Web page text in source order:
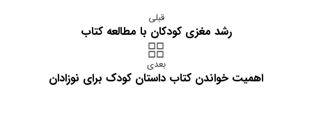
قبلی
رشد مغزی کودکان با مطالعه کتاب
بعدی
اهمیت خواندن کتاب داستان کودک برای نوزادان